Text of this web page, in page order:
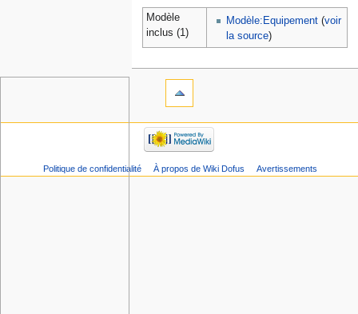
Modèle
inclus (1)
Modèle:Equipement(voir
la source)
Politique de confidentialité À propos de Wiki Dofus Avertissements